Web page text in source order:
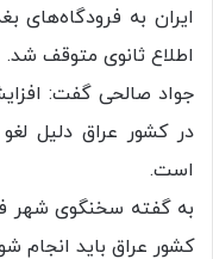
ایران به فرودگاه‌های
اطلاع ثانوی متوقف شد.
جواد صالحی گفت:
در کشور عراق دلیل
است.